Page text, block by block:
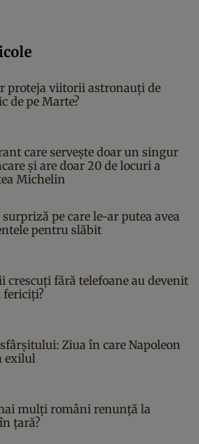
proteja viitorii astronauți de
de pe Marte?
care servește doar un singur
și are doar 20 de locuri a
Michelin
pe care le-ar putea avea
pentru slăbit
crescuți fără telefoane au devenit
Ziua în care Napoleon
exilul
mulți români renunță la
țară?